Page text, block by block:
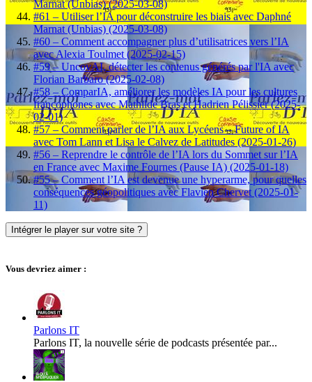
Marnat (Unbias) (2025-03-08)
#61 – Utiliser l’IA pour déconstruire les biais avec Daphné
Marnat (Unbias) (2025-03-08)
#60 – Comment accompagner plus d’utilisatrices vers l’IA
avec Alexia Toulmet (2025-02-15)
#59 – UncovAI, détecter les contenus générés par l'IA avec
Florian Barbaro (2025-02-08)
#58 – ComparIA, améliorer les modèles IA pour les cultures
francophones avec Mathilde Bras et Hadrien Pélissier (2025-
02-01)
#57 – Comment parler de l’IA aux Lycéens – Future of IA
avec Tom Lann et Lisa le Calvez de Latitudes (2025-01-26)
#56 – Reprendre le contrôle de l’IA lors du Sommet sur l’IA
en France avec Maxime Fournes (Pause IA) (2025-01-18)
#55 – Comment l’IA est devenue une hyperarme, pour quelles
conséquences géopolitiques avec Flavien Chervet (2025-01-
11)
Intégrer le player sur votre site ?
Vous devriez aimer :
Parlons IT
Parlons IT, la nouvelle série de podcasts présentée par...